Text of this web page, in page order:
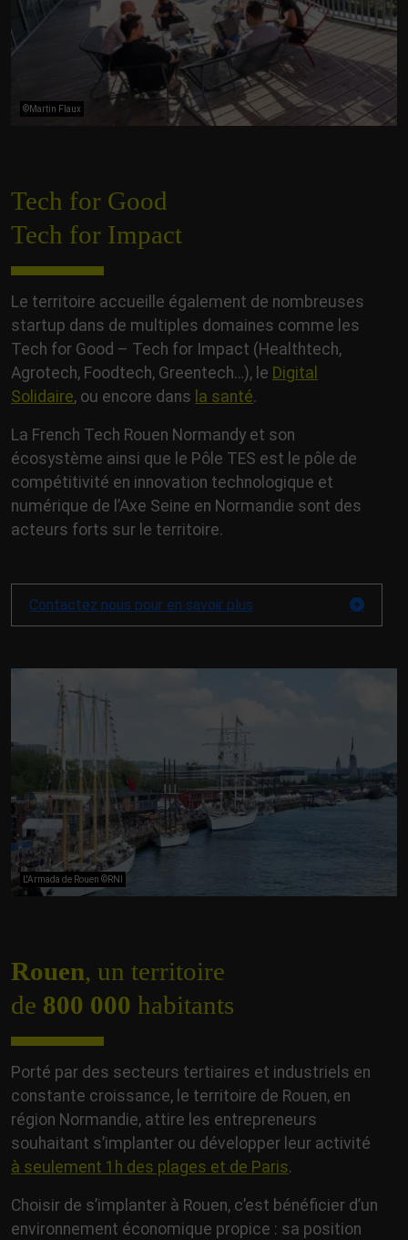
©Martin Flaux
Tech for Good
Tech for Impact
Le territoire accueille également de nombreuses
startup dans de multiples domaines comme les
Tech for Good – Tech for Impact (Healthtech,
Agrotech, Foodtech, Greentech…), le Digital
Solidaire, ou encore dans la santé.
La French Tech Rouen Normandy et son
écosystème ainsi que le Pôle TES est le pôle de
compétitivité en innovation technologique et
numérique de l’Axe Seine en Normandie sont des
acteurs forts sur le territoire.
Contactez nous pour en savoir plus
L'Armada de Rouen ©RNI
Rouen, un territoire
de 800 000 habitants
Porté par des secteurs tertiaires et industriels en
constante croissance, le territoire de Rouen, en
région Normandie, attire les entrepreneurs
souhaitant s’implanter ou développer leur activité
à seulement 1h des plages et de Paris.
Choisir de s’implanter à Rouen, c’est bénéficier d’un
environnement économique propice : sa position